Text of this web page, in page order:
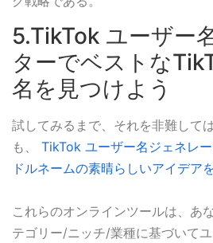
5.TikTok ユーザー
ターでベストな
名を見つけよう
試してみるまで、それを非難して
も、
TikTok ユーザー名ジェネレ
ドルネームの素晴らしいアイデア
これらのオンラインツールは、あ
テゴリー/ニッチ/業種に基づいて